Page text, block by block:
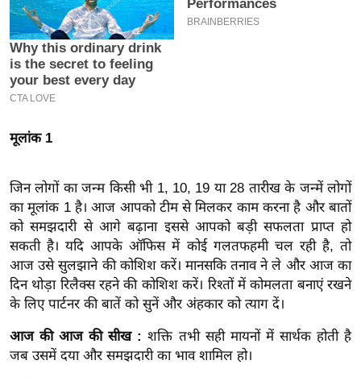
ई
-
पे
प
र
सा
बे
मि
सा
ल
श
ख्सि
य
त
मूलांक 1
जिन लोगों का जन्म किसी भी 1, 10, 19 या 28 तारीख के जन्में लोगों
का मूलांक 1 है। आज आपको टीम से मिलकर काम करना है और बातों
को समझदारी से आगे बढ़ाना इससे आपको बड़ी सफलता प्राप्त हो
सकती है। यदि आपके ऑफिस में कोई गलतफहमी चल रही है, तो
आज उसे सुलझाने की कोशिश करें। मानसकि तनाव ने ले और आज का
दिन थोड़ा रिलैक्स रहने की कोशिश करें। रिश्तों में कोमलता बनाएं रखने
के लिए पार्टनर की बातें को सुनें और अंहकार को त्याग दें।
आज की आज की सीख : शक्ति तभी सही मायनों में सार्थक होती है
जब उसमें दया और समझदारी का भाव शामिल हो।